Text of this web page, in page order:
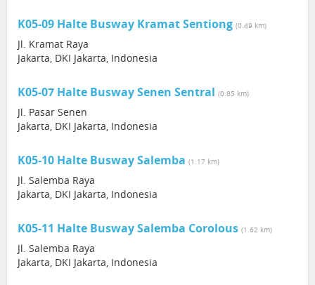
K05-09 Halte Busway Kramat Sentiong (0.49 km)
Jl. Kramat Raya
Jakarta, DKI Jakarta, Indonesia
K05-07 Halte Busway Senen Sentral (0.85 km)
Jl. Pasar Senen
Jakarta, DKI Jakarta, Indonesia
K05-10 Halte Busway Salemba (1.17 km)
Jl. Salemba Raya
Jakarta, DKI Jakarta, Indonesia
K05-11 Halte Busway Salemba Corolous (1.62 km)
Jl. Salemba Raya
Jakarta, DKI Jakarta, Indonesia